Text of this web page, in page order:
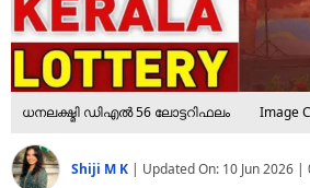
ധനലക്ഷ്മി ഡിഎല്‍ 56 ലോട്ടറിഫലം Image
Shiji M K | Updated On: 10 Jun 2026 |